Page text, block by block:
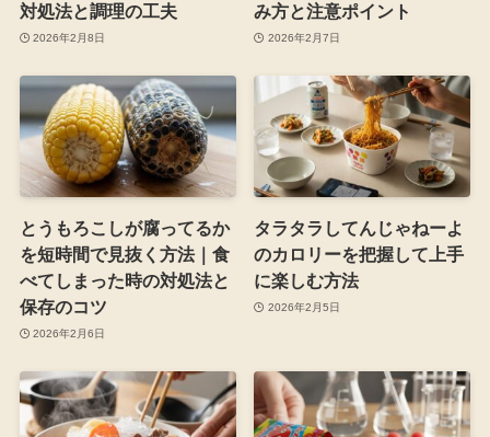
対処法と調理の工夫
2026年2月8日
み方と注意ポイント
2026年2月7日
とうもろこしが腐ってるか
を短時間で見抜く方法｜食
べてしまった時の対処法と
保存のコツ
2026年2月6日
タラタラしてんじゃねーよ
のカロリーを把握して上手
に楽しむ方法
2026年2月5日